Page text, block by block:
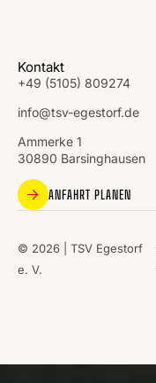
Kontakt
+49 (5105) 809274
info@tsv-egestorf.de
Ammerke 1
30890 Barsinghausen
ANFAHRT PLANEN
© 2026 | TSV Egestorf
e. V.